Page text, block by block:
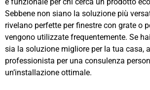
e funzionale per chi cerca un prodotto
Sebbene non siano la soluzione più
rivelano perfette per finestre con grate o
vengono utilizzate frequentemente. Se
sia la soluzione migliore per la tua casa,
professionista per una consulenza
un’installazione ottimale.